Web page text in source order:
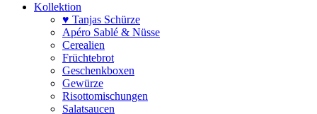
Kollektion
♥ Tanjas Schürze
Apéro Sablé & Nüsse
Cerealien
Früchtebrot
Geschenkboxen
Gewürze
Risotto­mischungen
Salat­saucen